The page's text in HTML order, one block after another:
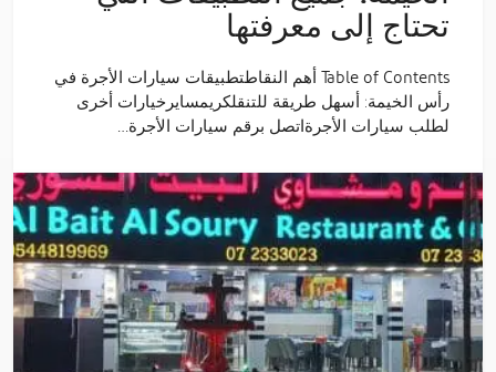
تحتاج إلى معرفتها
Table of Contents أهم النقاطتطبيقات سيارات الأجرة في
رأس الخيمة: أسهل طريقة للتنقلكريمسايرخيارات أخرى
لطلب سيارات الأجرةاتصل برقم سيارات الأجرة…